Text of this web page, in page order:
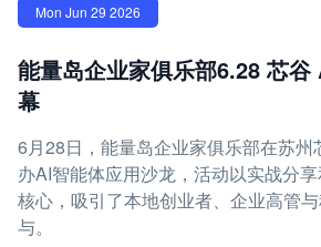
Mon Jun 29 2026
能量岛企业家俱乐部6.28 芯
幕
6月28日，能量岛企业家俱乐部在苏州
办AI智能体应用沙龙，活动以实战分
核心，吸引了本地创业者、企业高管
与。